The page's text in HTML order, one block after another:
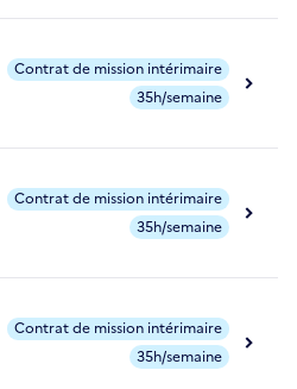
Contrat de mission intérimaire
35h/semaine
Contrat de mission intérimaire
35h/semaine
Contrat de mission intérimaire
35h/semaine